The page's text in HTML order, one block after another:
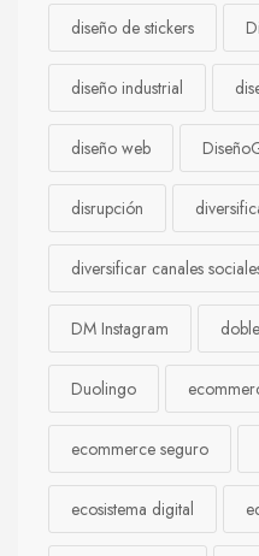
diseño de stickers
diseño industrial
diseño web
disrupción
diversificar canales
DM Instagram
Duolingo
ecommerce seguro
ecosistema digital